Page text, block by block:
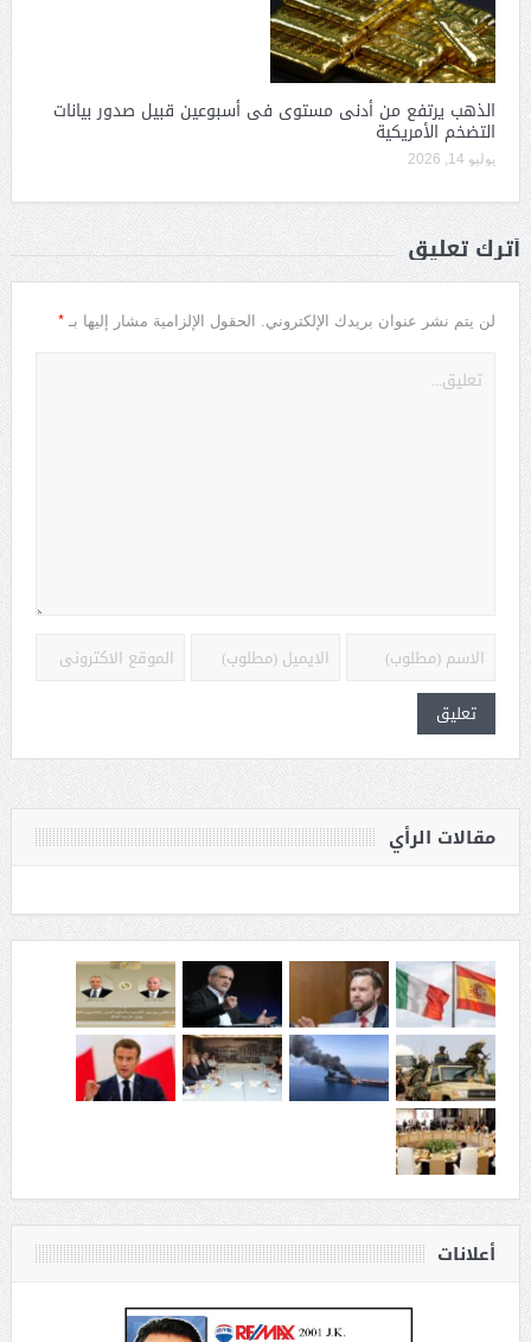
الذهب يرتفع من أدنى مستوى فى أسبوعين قبيل صدور بيانات
التضخم الأمريكية
يوليو 14, 2026
أترك تعليق
لن يتم نشر عنوان بريدك الإلكتروني. الحقول الإلزامية مشار إليها بـ *
مقالات الرأي
أعلانات